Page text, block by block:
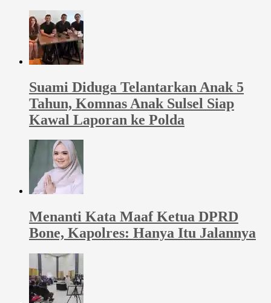
Suami Diduga Telantarkan Anak 5
Tahun, Komnas Anak Sulsel Siap
Kawal Laporan ke Polda
Menanti Kata Maaf Ketua DPRD
Bone, Kapolres: Hanya Itu Jalannya